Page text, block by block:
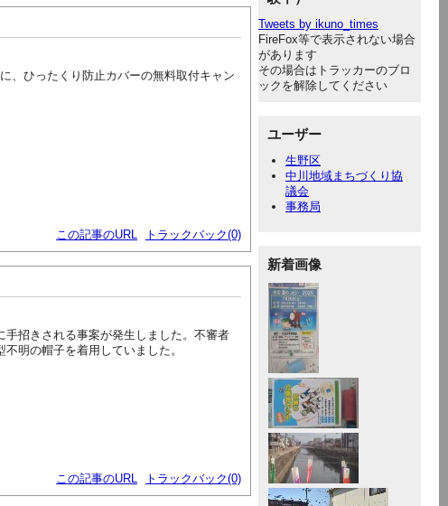
Tweets by ikuno_times
FireFox等で表示されない場合
があります
その場合はトラッカーのブロ
ックを解除してください
ユーザー
生野区
中川地域まちづくり協
議会
事務局
新着画像
、ひったくり防止カバーの無料取付キャン
この記事のURL トラックバック(0)
招きされる事案が発生しました。不審者
明の帽子を着用していました。
この記事のURL トラックバック(0)